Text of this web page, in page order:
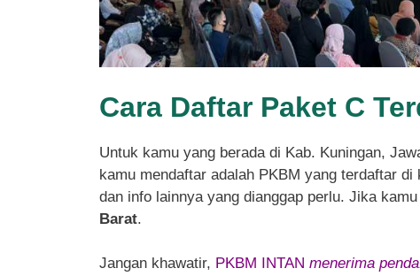
Cara Daftar Paket C
Untuk kamu yang berada di Kab. Kuningan,
kamu mendaftar adalah PKBM yang terdaftar
dan info lainnya yang dianggap perlu. Jika
Barat.
Jangan khawatir, PKBM INTAN menerima